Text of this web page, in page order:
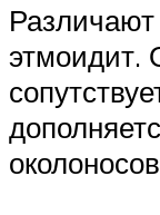
этмоидит.